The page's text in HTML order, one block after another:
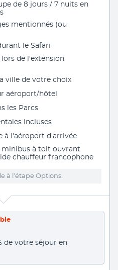
de 8 jours / 7 nuits en
mentionnés (ou
le Safari
de l'extension
ville de votre choix
aéroport/hôtel
les Parcs
incluses
à l'aéroport d'arrivée
minibus à toit ouvrant
chauffeur francophone
à l’étape Options.
de votre séjour en